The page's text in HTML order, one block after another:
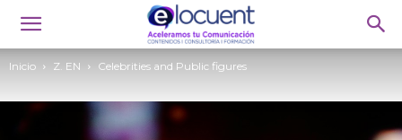
Inicio Z. EN Celebrities and Public figures